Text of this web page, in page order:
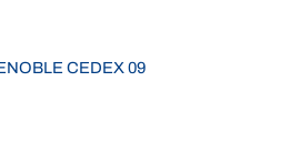
CEDEX 09